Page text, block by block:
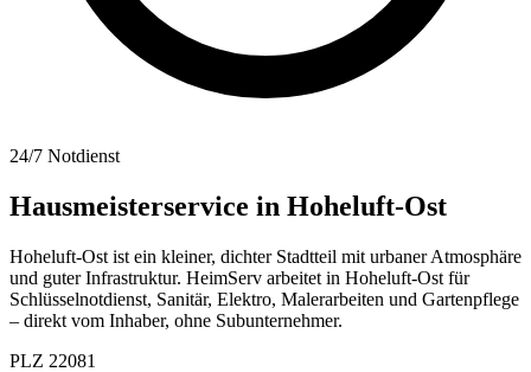
24/7 Notdienst
Hausmeisterservice in Hoheluft-Ost
Hoheluft-Ost ist ein kleiner, dichter Stadtteil mit urbaner Atmosphäre
und guter Infrastruktur. HeimServ arbeitet in Hoheluft-Ost für
Schlüsselnotdienst, Sanitär, Elektro, Malerarbeiten und Gartenpflege
– direkt vom Inhaber, ohne Subunternehmer.
PLZ 22081